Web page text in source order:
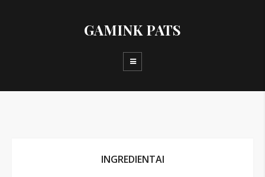
GAMINK PATS
INGREDIENTAI